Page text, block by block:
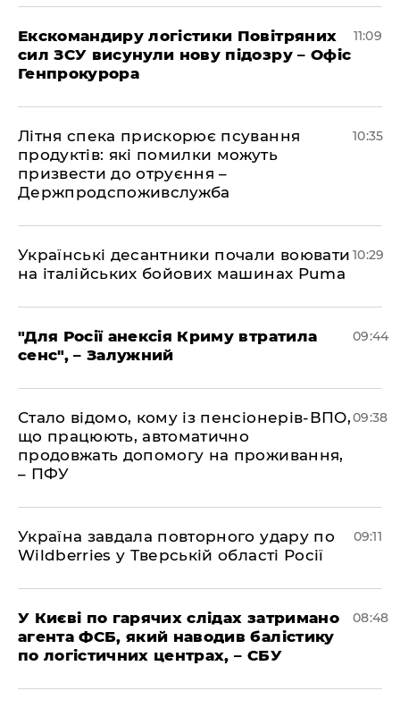
Екскомандиру логістики Повітряних
сил ЗСУ висунули нову підозру – Офіс
Генпрокурора
11:09
Літня спека прискорює псування
продуктів: які помилки можуть
призвести до отруєння –
Держпродспоживслужба
10:35
Українські десантники почали воювати
на італійських бойових машинах Puma
10:29
"Для Росії анексія Криму втратила
сенс", – Залужний
09:44
Стало відомо, кому із пенсіонерів-ВПО,
що працюють, автоматично
продовжать допомогу на проживання,
– ПФУ
09:38
Україна завдала повторного удару по
Wildberries у Тверській області Росії
09:11
У Києві по гарячих слідах затримано
агента ФСБ, який наводив балістику
по логістичних центрах, – СБУ
08:48